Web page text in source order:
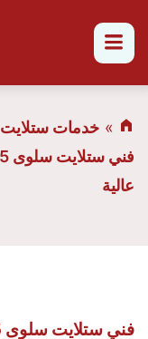
خدمات ستلايت
عالية